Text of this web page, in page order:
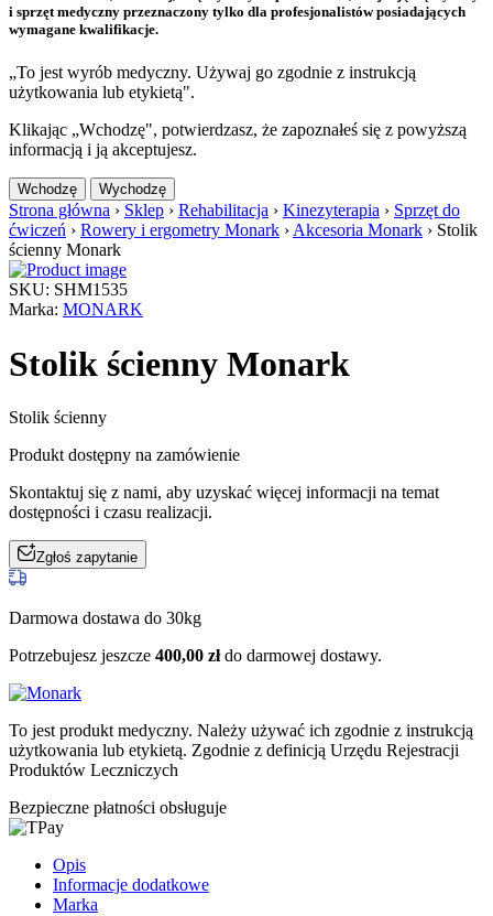
i sprzęt medyczny przeznaczony tylko dla profesjonalistów posiadających
wymagane kwalifikacje.
„To jest wyrób medyczny. Używaj go zgodnie z instrukcją
użytkowania lub etykietą".
Klikając „Wchodzę", potwierdzasz, że zapoznałeś się z powyższą
informacją i ją akceptujesz.
Wchodzę Wychodzę
Strona główna › Sklep › Rehabilitacja › Kinezyterapia › Sprzęt do
ćwiczeń › Rowery i ergometry Monark › Akcesoria Monark › Stolik
ścienny Monark
SKU: SHM1535
Marka: MONARK
Stolik ścienny Monark
Stolik ścienny
Produkt dostępny na zamówienie
Skontaktuj się z nami, aby uzyskać więcej informacji na temat
dostępności i czasu realizacji.
Zgłoś zapytanie
Darmowa dostawa do 30kg
Potrzebujesz jeszcze 400,00 złdo darmowej dostawy.
To jest produkt medyczny. Należy używać ich zgodnie z instrukcją
użytkowania lub etykietą. Zgodnie z definicją Urzędu Rejestracji
Produktów Leczniczych
Bezpieczne płatności obsługuje
Opis
Informacje dodatkowe
Marka